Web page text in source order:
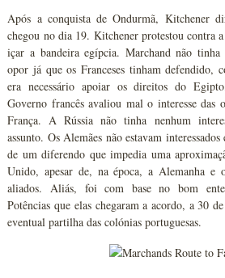
Após a conquista de Ondurmã, Kitchener
chegou no dia 19. Kitchener protestou contra
içar a bandeira egípcia. Marchand não tinha
opor já que os Franceses tinham defendido,
era necessário apoiar os direitos do
Governo francês avaliou mal o interesse das
França. A Rússia não tinha nenhum
assunto. Os Alemães não estavam
de um diferendo que impedia uma
Unido, apesar de, na época, a Alemanha e
aliados. Aliás, foi com base no bom
Potências que elas chegaram a acordo, a 30
eventual partilha das colónias portuguesas.